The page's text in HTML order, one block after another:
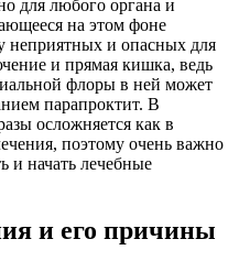
для любого органа и
на этом фоне
неприятных и опасных для
и прямая кишка, ведь
флоры в ней может
парапроктит. В
осложняется как в
поэтому очень важно
и начать лечебные
и его причины